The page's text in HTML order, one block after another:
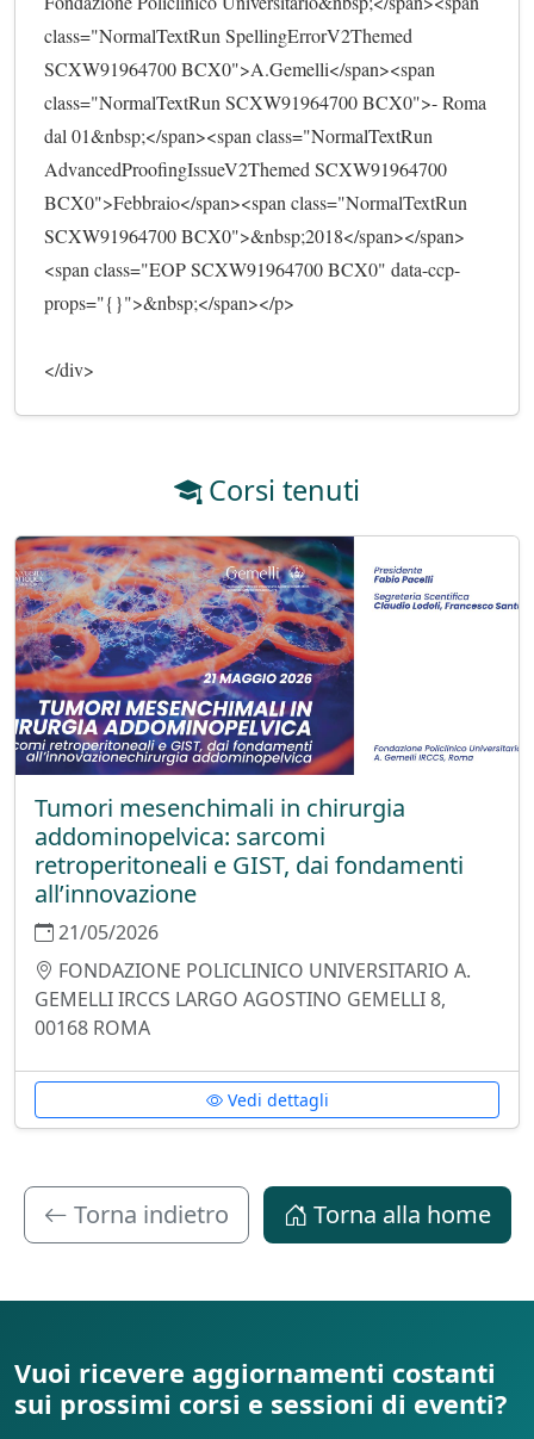
class="NormalTextRun SpellingErrorV2Themed
SCXW91964700 BCX0">A.Gemelli</span><span
class="NormalTextRun SCXW91964700 BCX0">- Roma
dal 01&nbsp;</span><span class="NormalTextRun
AdvancedProofingIssueV2Themed SCXW91964700
BCX0">Febbraio</span><span class="NormalTextRun
SCXW91964700 BCX0">&nbsp;2018</span></span>
<span class="EOP SCXW91964700 BCX0" data-ccp-
props="{}">&nbsp;</span></p>
</div>
Corsi tenuti
Tumori mesenchimali in chirurgia
addominopelvica: sarcomi
retroperitoneali e GIST, dai fondamenti
all’innovazione
21/05/2026
FONDAZIONE POLICLINICO UNIVERSITARIO A.
GEMELLI IRCCS LARGO AGOSTINO GEMELLI 8,
00168 ROMA
Vedi dettagli
Torna indietro Torna alla home
Vuoi ricevere aggiornamenti costanti
sui prossimi corsi e sessioni di eventi?